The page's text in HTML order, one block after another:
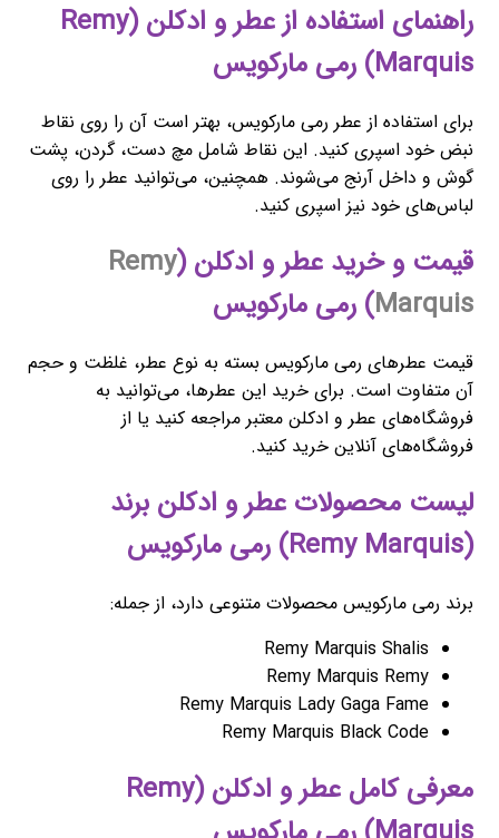
راهنمای استفاده از عطر و ادکلن (Remy
Marquis) رمی مارکویس
برای استفاده از عطر رمی مارکویس، بهتر است آن را روی نقاط
نبض خود اسپری کنید. این نقاط شامل مچ دست، گردن، پشت
گوش و داخل آرنج می‌شوند. همچنین، می‌توانید عطر را روی
لباس‌های خود نیز اسپری کنید.
قیمت و خرید عطر و ادکلن (Remy
Marquis) رمی مارکویس
قیمت عطرهای رمی مارکویس بسته به نوع عطر، غلظت و حجم
آن متفاوت است. برای خرید این عطرها، می‌توانید به
فروشگاه‌های عطر و ادکلن معتبر مراجعه کنید یا از
فروشگاه‌های آنلاین خرید کنید.
لیست محصولات عطر و ادکلن برند
(Remy Marquis) رمی مارکویس
برند رمی مارکویس محصولات متنوعی دارد، از جمله:
Remy Marquis Shalis
Remy Marquis Remy
Remy Marquis Lady Gaga Fame
Remy Marquis Black Code
معرفی کامل عطر و ادکلن (Remy